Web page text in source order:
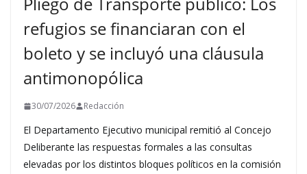
refugios se financiaran con el
boleto y se incluyó una cláusula
antimonopólica
30/07/2026 Redacción
El Departamento Ejecutivo municipal remitió al Concejo
Deliberante las respuestas formales a las consultas
elevadas por los distintos bloques políticos en la comisión